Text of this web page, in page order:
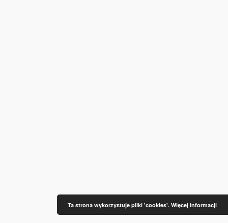
Ta strona wykorzystuje pliki 'cookies'. Więcej informacji